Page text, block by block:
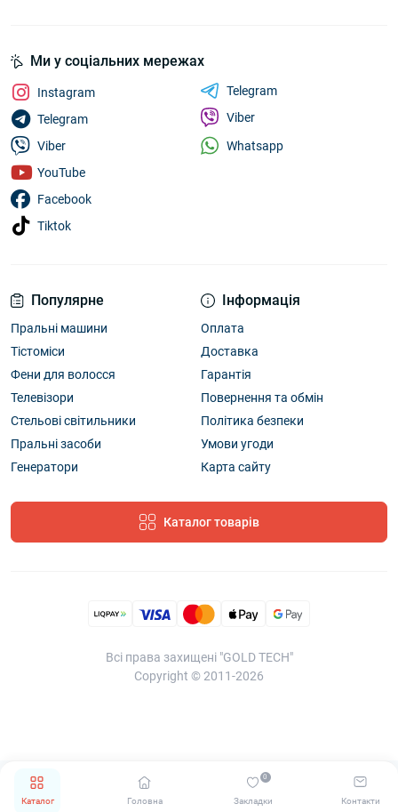
Каталог Головна Закладки
0
Контакти
Популярне
Пральні машини
Тістоміси
Фени для волосся
Телевізори
Стельові світильники
Пральні засоби
Генератори
Інформація
Оплата
Доставка
Гарантія
Повернення та обмін
Політика безпеки
Умови угоди
Карта сайту
Каталог товарів
Ми у соціальних мережах
Instagram
Telegram
Viber
YouTube
Facebook
Tiktok
Telegram
Viber
Whatsapp
Всі права захищені "GOLD TECH"
Copyright © 2011-2026